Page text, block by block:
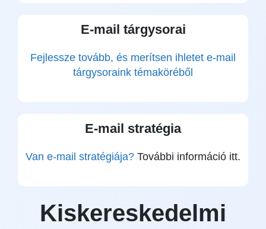
E-mail tárgysorai
Fejlessze tovább, és merítsen ihletet e-mail
tárgysoraink témaköréből
E-mail stratégia
Van e-mail stratégiája? További információ itt.
Kiskereskedelmi